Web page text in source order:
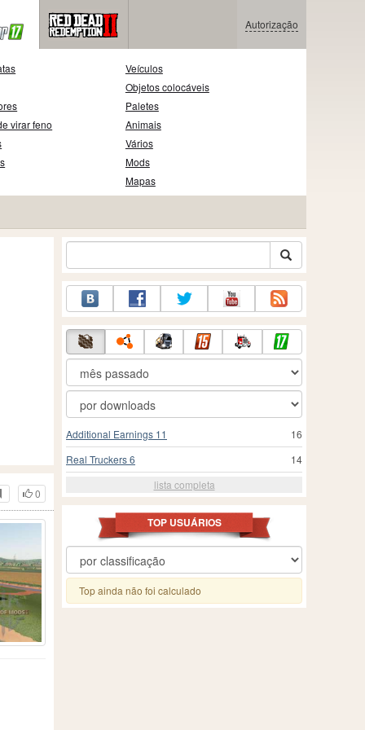
Autorização
virar feno
Veículos
Objetos colocáveis
Paletes
Animais
Vários
Mods
Mapas
0
16
Additional Earnings 11
14
Real Truckers 6
lista completa
TOP USUÁRIOS
Top ainda não foi calculado